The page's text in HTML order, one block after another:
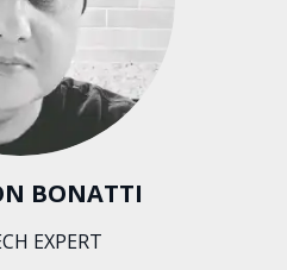
BONATTI
EXPERT